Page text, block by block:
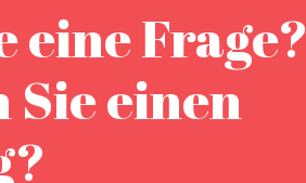
eine Frage?
Sie einen